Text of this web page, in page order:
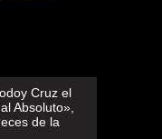
Cruz el
Absoluto»,
de la